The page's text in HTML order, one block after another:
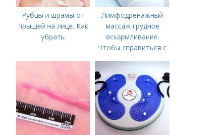
сжечь, работая в
саду
Рубцы и шрамы от
прыщей на лице. Как
убрать
Лимфодренажный
массаж грудное
вскармливание.
Чтобы справиться с
нагрубанием,
необходимо
предпринять
следующие действия: